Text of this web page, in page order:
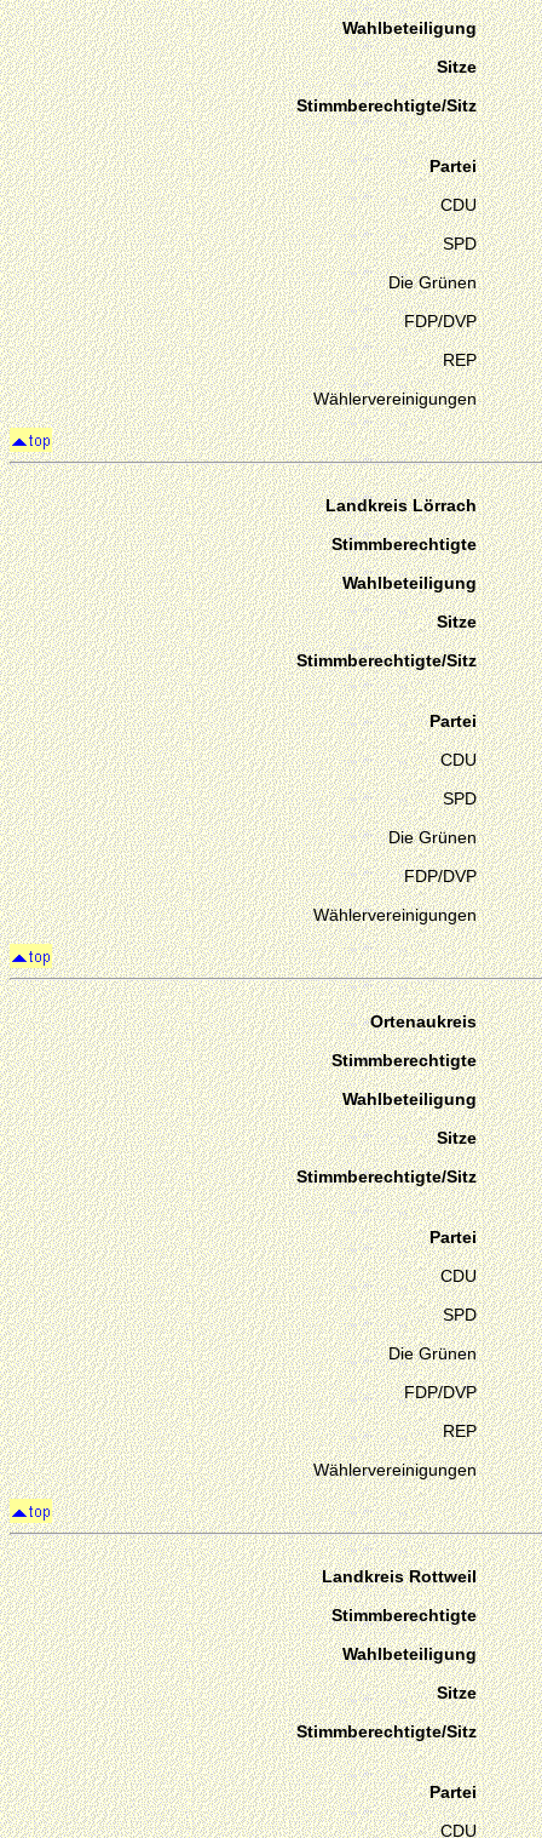
Wahlbeteiligung
Sitze
Stimmberechtigte/Sitz
Partei
CDU
SPD
Die Grünen
FDP/DVP
REP
Wählervereinigungen
Landkreis Lörrach
Stimmberechtigte
Wahlbeteiligung
Sitze
Stimmberechtigte/Sitz
Partei
CDU
SPD
Die Grünen
FDP/DVP
Wählervereinigungen
Ortenaukreis
Stimmberechtigte
Wahlbeteiligung
Sitze
Stimmberechtigte/Sitz
Partei
CDU
SPD
Die Grünen
FDP/DVP
REP
Wählervereinigungen
Landkreis Rottweil
Stimmberechtigte
Wahlbeteiligung
Sitze
Stimmberechtigte/Sitz
Partei
CDU